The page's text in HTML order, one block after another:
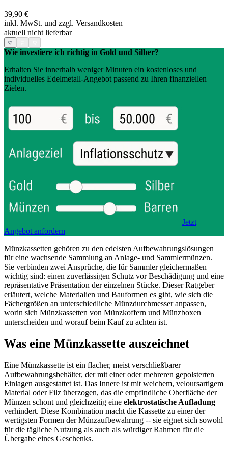
39,90 €
inkl. MwSt. und zzgl. Versandkosten
aktuell nicht lieferbar
Wie investiere ich richtig in Gold und Silber?
Erhalten Sie innerhalb weniger Minuten ein kostenloses und
individuelles Edelmetall-Angebot passend zu Ihren finanziellen
Zielen.
Jetzt
Angebot anfordern
Münzkassetten gehören zu den edelsten Aufbewahrungslösungen
für eine wachsende Sammlung an Anlage- und Sammlermünzen.
Sie verbinden zwei Ansprüche, die für Sammler gleichermaßen
wichtig sind: einen zuverlässigen Schutz vor Beschädigung und eine
repräsentative Präsentation der einzelnen Stücke. Dieser Ratgeber
erläutert, welche Materialien und Bauformen es gibt, wie sich die
Fächergrößen an unterschiedliche Münzdurchmesser anpassen,
worin sich Münzkassetten von Münzkoffern und Münzboxen
unterscheiden und worauf beim Kauf zu achten ist.
Was eine Münzkassette auszeichnet
Eine Münzkassette ist ein flacher, meist verschließbarer
Aufbewahrungsbehälter, der mit einer oder mehreren gepolsterten
Einlagen ausgestattet ist. Das Innere ist mit weichem, veloursartigem
Material oder Filz überzogen, das die empfindliche Oberfläche der
Münzen schont und gleichzeitig eine elektrostatische Aufladung
verhindert. Diese Kombination macht die Kassette zu einer der
wertigsten Formen der Münzaufbewahrung -- sie eignet sich sowohl
für die tägliche Nutzung als auch als würdiger Rahmen für die
Übergabe eines Geschenks.